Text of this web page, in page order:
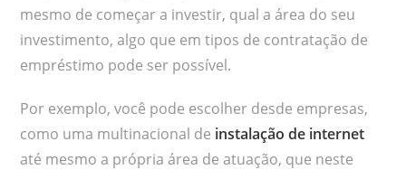
mesmo de começar a investir, qual a área do seu
investimento, algo que em tipos de contratação de
empréstimo pode ser possível.
Por exemplo, você pode escolher desde empresas,
como uma multinacional de instalação de internet
até mesmo a própria área de atuação, que neste